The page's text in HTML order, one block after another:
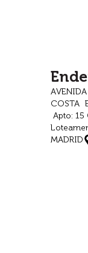
COSTA
Apto: 15
MADRID